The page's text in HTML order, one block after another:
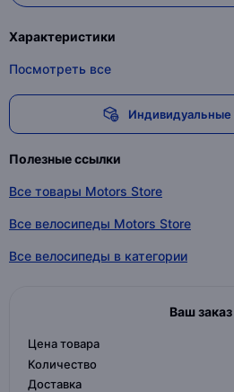
Характеристики
Посмотреть все
Полезные ссылки
Все товары Motors Store
Все велосипеды Motors Store
Все велосипеды в категории
Ваш заказ
Цена товара
Количество
Доставка